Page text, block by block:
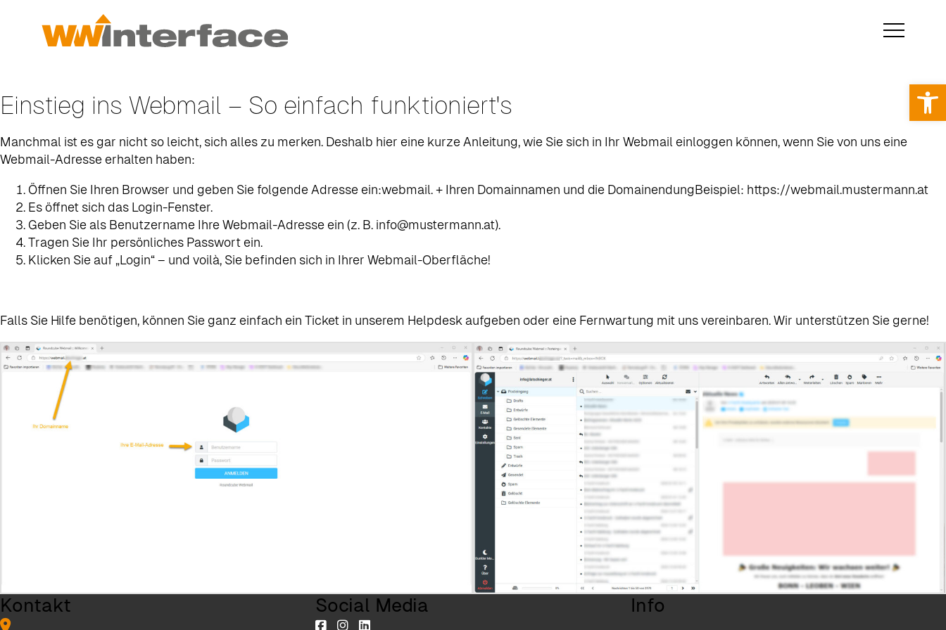
Einstieg ins Webmail – So einfach funktioniert's
Manchmal ist es gar nicht so leicht, sich alles zu merken. Deshalb hier eine kurze Anleitung, wie Sie sich in Ihr Webmail einloggen können, wenn Sie von uns eine
Webmail-Adresse erhalten haben:
Öffnen Sie Ihren Browser und geben Sie folgende Adresse ein:webmail. + Ihren Domainnamen und die DomainendungBeispiel: https://webmail.mustermann.at
Es öffnet sich das Login-Fenster.
Geben Sie als Benutzername Ihre Webmail-Adresse ein (z. B. info@mustermann.at).
Tragen Sie Ihr persönliches Passwort ein.
Klicken Sie auf „Login“ – und voilà, Sie befinden sich in Ihrer Webmail-Oberfläche!
Falls Sie Hilfe benötigen, können Sie ganz einfach ein Ticket in unserem Helpdesk aufgeben oder eine Fernwartung mit uns vereinbaren. Wir unterstützen Sie gerne!
Kontakt Social Media Info